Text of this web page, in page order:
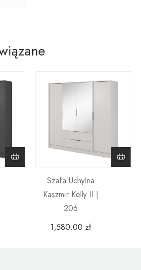
Szafa Uchylna
Kaszmir Kelly II |
206
1,580.00 zł